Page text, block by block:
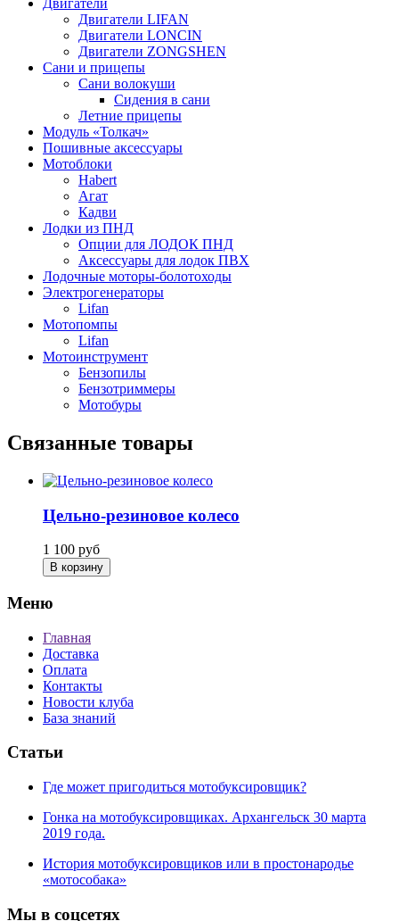
Двигатели
Двигатели LIFAN
Двигатели LONCIN
Двигатели ZONGSHEN
Сани и прицепы
Сани волокуши
Сидения в сани
Летние прицепы
Модуль «Толкач»
Пошивные аксессуары
Мотоблоки
Habert
Агат
Кадви
Лодки из ПНД
Опции для ЛОДОК ПНД
Аксессуары для лодок ПВХ
Лодочные моторы-болотоходы
Электрогенераторы
Lifan
Мотопомпы
Lifan
Мотоинструмент
Бензопилы
Бензотриммеры
Мотобуры
Связанные товары
Цельно-резиновое колесо
1 100 руб
В корзину
Меню
Главная
Доставка
Оплата
Контакты
Новости клуба
База знаний
Статьи
Где может пригодиться мотобуксировщик?
Гонка на мотобуксировщиках. Архангельск 30 марта
2019 года.
История мотобуксировщиков или в простонародье
«мотособака»
Мы в соцсетях